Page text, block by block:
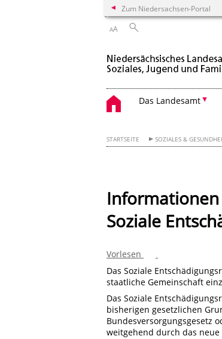
Zum Niedersachsen-Portal
AA
Das Landesamt
STARTSEITE SOZIALES &
Informationen
Soziale
Vorlesen
Das Soziale
staatliche Gemeinschaft
Das Soziale
bisherigen gesetzlichen
Bundesversorgungsgesetz
weitgehend durch das neue